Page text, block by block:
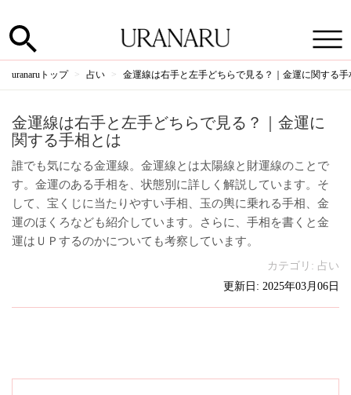
uranaruトップ 占い 金運線は右手と左手どちらで見る？｜金運に関する手
金運線は右手と左手どちらで見る？｜金運に
関する手相とは
誰でも気になる金運線。金運線とは太陽線と財運線のことで
す。金運のある手相を、状態別に詳しく解説しています。そ
して、宝くじに当たりやすい手相、玉の輿に乗れる手相、金
運のほくろなども紹介しています。さらに、手相を書くと金
運はＵＰするのかについても考察しています。
カテゴリ: 占い
更新日: 2025年03月06日